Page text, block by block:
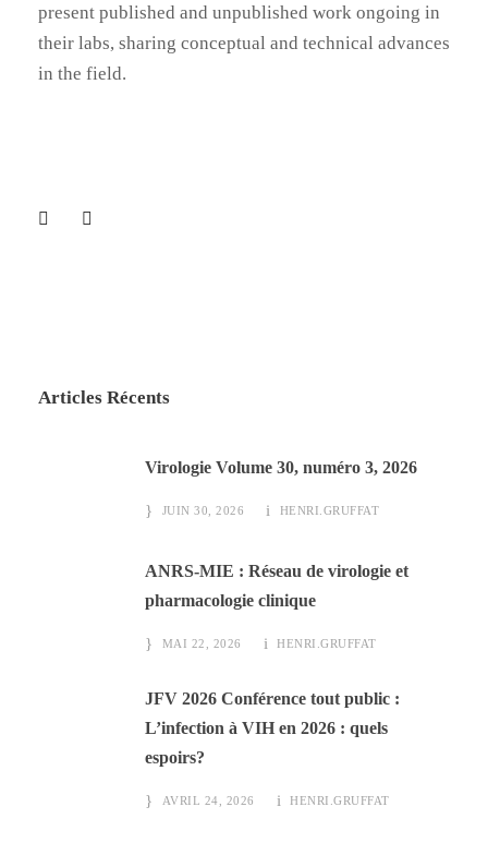
present published and unpublished work ongoing in
their labs, sharing conceptual and technical advances
in the field.
Articles Récents
Virologie Volume 30, numéro 3, 2026
JUIN 30, 2026 HENRI.GRUFFAT
ANRS-MIE : Réseau de virologie et
pharmacologie clinique
MAI 22, 2026 HENRI.GRUFFAT
JFV 2026 Conférence tout public :
L’infection à VIH en 2026 : quels
espoirs?
AVRIL 24, 2026 HENRI.GRUFFAT